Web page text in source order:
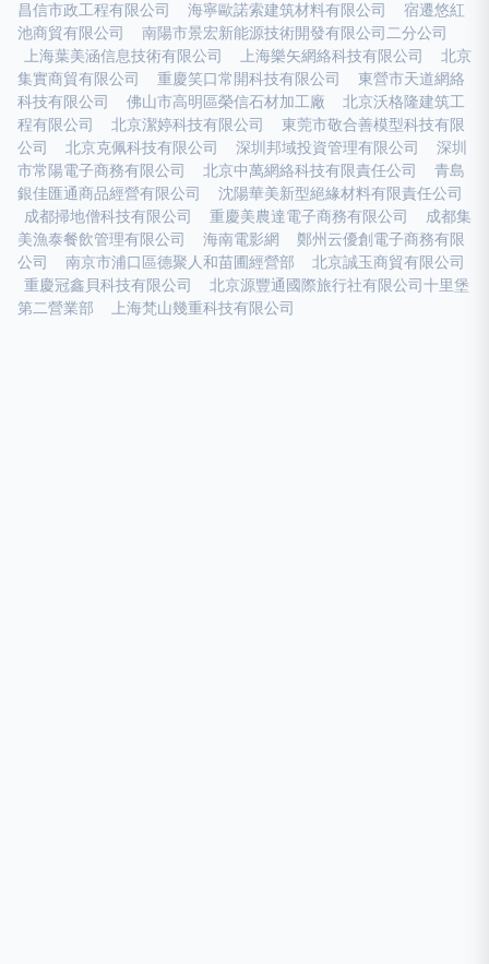
昌信市政工程有限公司
海寧歐諾索建筑材料有限公司
宿遷悠紅
池商貿有限公司
南陽市景宏新能源技術開發有限公司二分公司
上海葉美涵信息技術有限公司
上海樂矢網絡科技有限公司
北京
集實商貿有限公司
重慶笑口常開科技有限公司
東營市天道網絡
科技有限公司
佛山市高明區榮信石材加工廠
北京沃格隆建筑工
程有限公司
北京潔婷科技有限公司
東莞市敬合善模型科技有限
公司
北京克佩科技有限公司 深圳邦域投資管理有限公司
深圳
市常陽電子商務有限公司
北京中萬網絡科技有限責任公司
青島
銀佳匯通商品經營有限公司
沈陽華美新型絕緣材料有限責任公司
成都掃地僧科技有限公司
重慶美農達電子商務有限公司
成都集
美漁泰餐飲管理有限公司
海南電影網
鄭州云優創電子商務有限
公司
南京市浦口區德聚人和苗圃經營部
北京誠玉商貿有限公司
重慶冠鑫貝科技有限公司
北京源豐通國際旅行社有限公司十里堡
第二營業部
上海梵山幾重科技有限公司